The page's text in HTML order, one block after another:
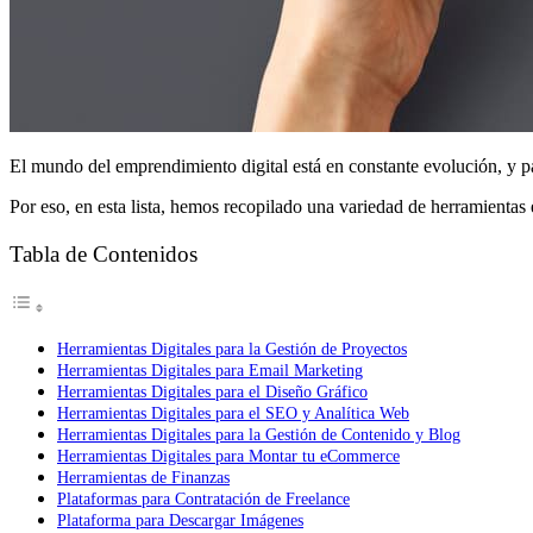
El mundo del emprendimiento digital está en constante evolución, y
Por eso, en esta lista, hemos recopilado una variedad de
Tabla de Contenidos
Herramientas Digitales para la Gestión de Proyectos
Herramientas Digitales para Email Marketing
Herramientas Digitales para el Diseño Gráfico
Herramientas Digitales para el SEO y Analítica Web
Herramientas Digitales para la Gestión de Contenido y Blog
Herramientas Digitales para Montar tu eCommerce
Herramientas de Finanzas
Plataformas para Contratación de Freelance
Plataforma para Descargar Imágenes